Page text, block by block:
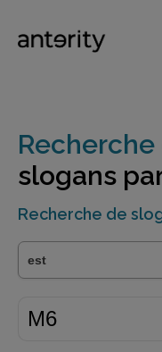
slogans
Recherche de